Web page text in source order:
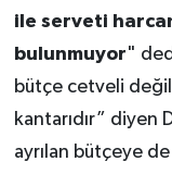
ile serveti
bulunmuyor"
bütçe cetveli
kantarıdır” diyen
ayrılan bütçeye